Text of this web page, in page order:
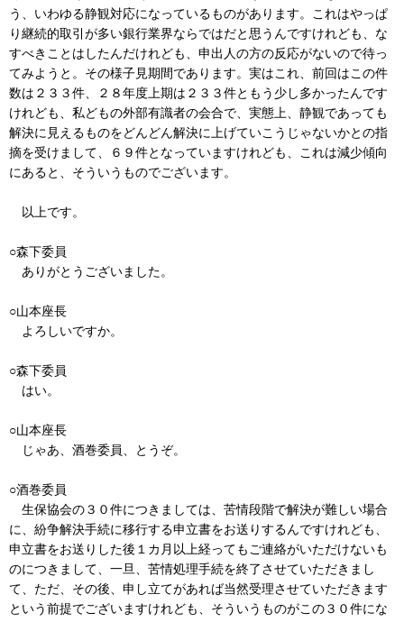
う、いわゆる静観対応になっているものがあります。これはやっぱ
り継続的取引が多い銀行業界ならではだと思うんですけれども、な
すべきことはしたんだけれども、申出人の方の反応がないので待っ
てみようと。その様子見期間であります。実はこれ、前回はこの件
数は２３３件、２８年度上期は２３３件ともう少し多かったんです
けれども、私どもの外部有識者の会合で、実態上、静観であっても
解決に見えるものをどんどん解決に上げていこうじゃないかとの指
摘を受けまして、６９件となっていますけれども、これは減少傾向
にあると、そういうものでございます。
以上です。
○森下委員
ありがとうございました。
○山本座長
よろしいですか。
○森下委員
はい。
○山本座長
じゃあ、酒巻委員、とうぞ。
○酒巻委員
生保協会の３０件につきましては、苦情段階で解決が難しい場合
に、紛争解決手続に移行する申立書をお送りするんですけれども、
申立書をお送りした後１カ月以上経ってもご連絡がいただけないも
のにつきまして、一旦、苦情処理手続を終了させていただきまし
て、ただ、その後、申し立てがあれば当然受理させていただきます
という前提でございますけれども、そういうものがこの３０件にな